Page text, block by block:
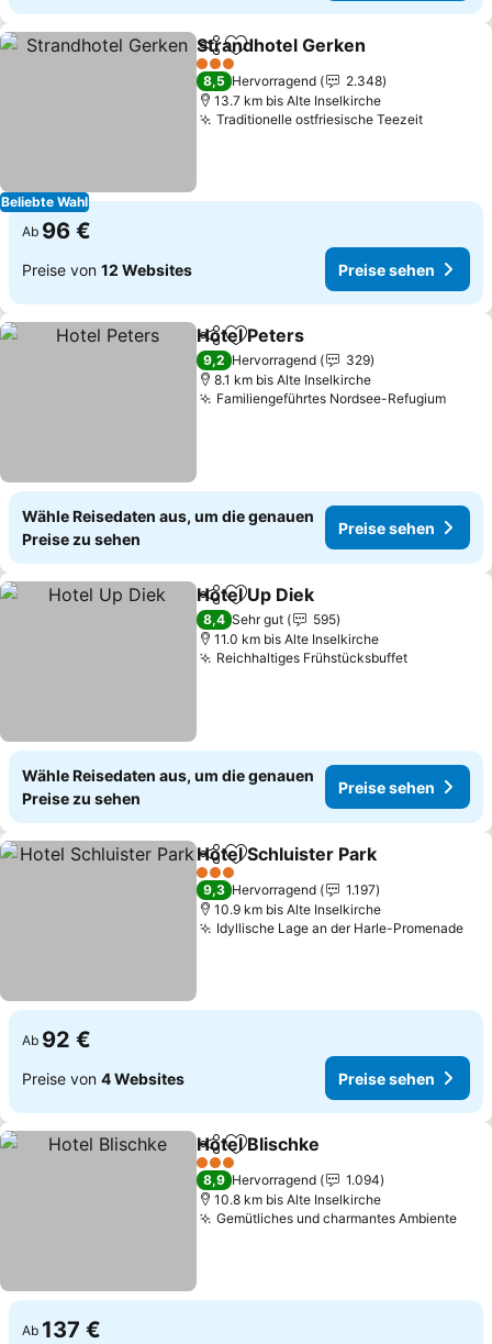
Beliebte Wahl
TeilenZu Favoriten hinzufügen
Strandhotel Gerken
3 Sterne
8,5 Hervorragend
2.348
13.7 km bis Alte Inselkirche
Traditionelle ostfriesische TeezeitPreise
Ab 96 €
Preise von 12 Websites Preise sehen
TeilenZu Favoriten hinzufügen
Hotel Peters
9,2 Hervorragend
329
8.1 km bis Alte Inselkirche
Familiengeführtes Nordsee-Refugium
Wähle Reisedaten aus, um die genauen
Preise zu sehen
Preise sehen
TeilenZu Favoriten hinzufügen
Hotel Up Diek
8,4 Sehr gut
595
11.0 km bis Alte Inselkirche
Reichhaltiges FrühstücksbuffetPreise
Wähle Reisedaten aus, um die genauen
Preise zu sehen
Preise sehen
TeilenZu Favoriten hinzufügen
Hotel Schluister Park
3 Sterne
9,3 Hervorragend
1.197
10.9 km bis Alte Inselkirche
Idyllische Lage an der Harle-Promenade
Ab 92 €
Preise von 4 Websites Preise sehen
TeilenZu Favoriten hinzufügen
Hotel Blischke
3 Sterne
8,9 Hervorragend
1.094
10.8 km bis Alte Inselkirche
Gemütliches und charmantes Ambiente
Ab 137 €